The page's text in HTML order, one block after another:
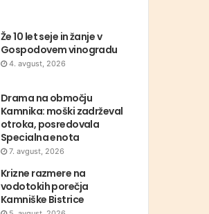
Že 10 let seje in žanje v
Gospodovem vinogradu
4. avgust, 2026
Drama na območju
Kamnika: moški zadrževal
otroka, posredovala
Specialna enota
7. avgust, 2026
Krizne razmere na
vodotokih porečja
Kamniške Bistrice